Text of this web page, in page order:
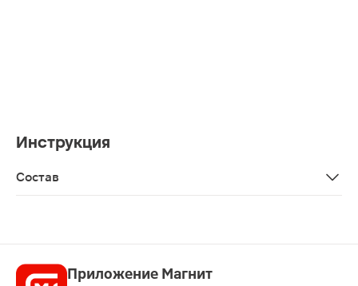
Инструкция
Состав
Приложение Магнит